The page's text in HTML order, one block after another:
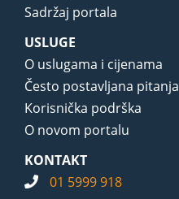
Sadržaj portala
USLUGE
O uslugama i cijenama
Često postavljana pitanja
Korisnička podrška
O novom portalu
KONTAKT
01 5999 918